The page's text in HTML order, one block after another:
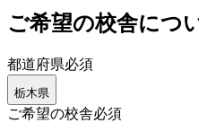
ご希望の校舎につ
都道府県必須
栃木県
ご希望の校舎必須